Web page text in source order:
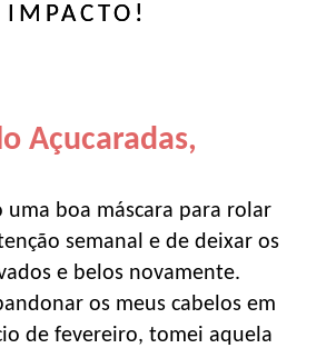
IMPACTO!
Açucaradas,
uma boa máscara para rolar
semanal e de deixar os
e belos novamente.
os meus cabelos em
de fevereiro, tomei aquela